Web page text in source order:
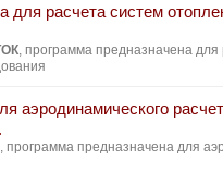
расчета систем
, программа предназначена
аэродинамического
, программа предназначена для